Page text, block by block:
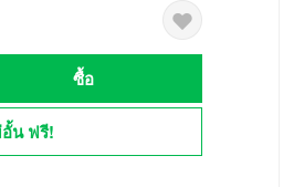
ซื้อ
อั้น ฟรี!